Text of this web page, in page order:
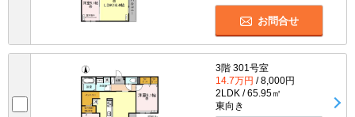
お問合せ
3階 301号室
14.7万円 / 8,000円
2LDK / 65.95㎡
東向き